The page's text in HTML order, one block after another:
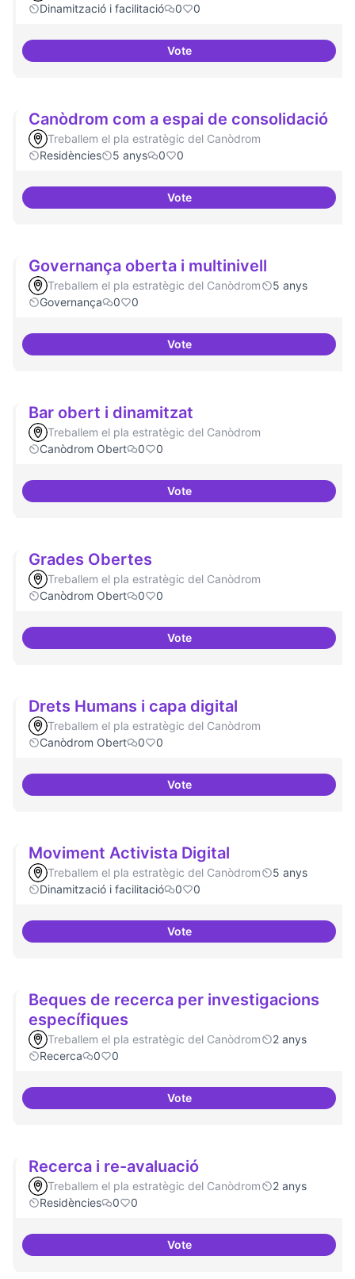
Dinamització i facilitació
0 0
VoteSuport a projectes digitals i
Canòdrom com a espai de consolidació
Treballem el pla estratègic del Canòdrom
Residències
5 anys 0 0
VoteCanòdrom com a espai de
Governança oberta i multinivell
Treballem el pla estratègic del Canòdrom
5 anys
Governança
0 0
VoteGovernança oberta i multinivell
Bar obert i dinamitzat
Treballem el pla estratègic del Canòdrom
Canòdrom Obert
0 0
VoteBar obert i dinamitzat
Grades Obertes
Treballem el pla estratègic del Canòdrom
Canòdrom Obert
0 0
VoteGrades Obertes
Drets Humans i capa digital
Treballem el pla estratègic del Canòdrom
Canòdrom Obert
0 0
VoteDrets Humans i capa digital
Moviment Activista Digital
Treballem el pla estratègic del Canòdrom
5 anys
Dinamització i facilitació
0 0
VoteMoviment Activista Digital
Beques de recerca per investigacions
específiques
Treballem el pla estratègic del Canòdrom
2 anys
Recerca
0 0
VoteBeques de recerca per
Recerca i re-avaluació
Treballem el pla estratègic del Canòdrom
2 anys
Residències
0 0
VoteRecerca i re-avaluació